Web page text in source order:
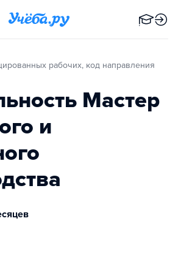
Мастер
и